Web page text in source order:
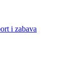
i zabava